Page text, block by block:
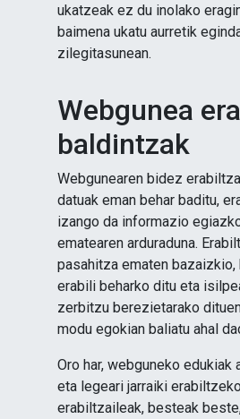
ukatzeak ez du inolako
baimena ukatu aurretik
zilegitasunean.
Webgunea
baldintzak
Webgunearen bidez
datuak eman behar baditu,
izango da informazio
ematearen arduraduna.
pasahitza ematen bazaizkio,
erabili beharko ditu eta
zerbitzu berezietarako
modu egokian baliatu ahal
Oro har, webguneko edukiak
eta legeari jarraiki
erabiltzaileak, besteak